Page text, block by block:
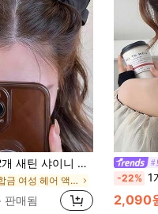
우 헤어 클립 여성용, 미니멀리스트 귀여운 우아한 데일리 헤어 액세서리, 캐주얼웨어, 파티, 축제 및 기념일에 적합, 클로 클립, 헤어 클로, 헤어 슬라이드, 헤어 바레트, 학용품, 보우 액세서리, 가을, 겨울 여성 의류, 보우, 헤드 액세서리, 헤어핀
철 합금 여성 헤어 액세서리
판매됨
#
-22% 1개/2개 세
2,090